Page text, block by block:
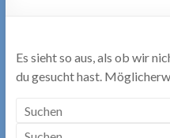
Es sieht so aus, als ob wir
du gesucht hast.